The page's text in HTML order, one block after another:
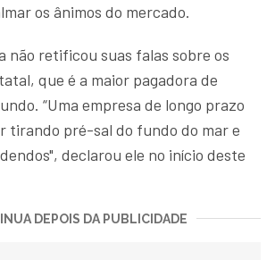
os ânimos do mercado.
não retificou suas falas sobre os
que é a maior pagadora de
“Uma empresa de longo prazo
tirando pré-sal do fundo do mar e
declarou ele no início deste
DEPOIS DA PUBLICIDADE